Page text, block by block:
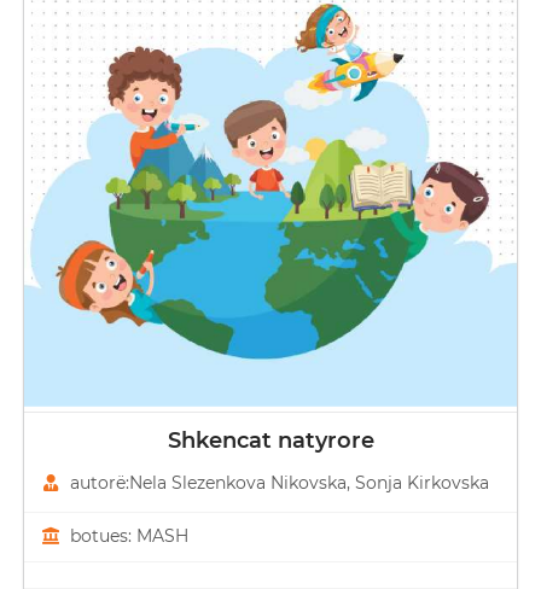
Shkencat natyrore
autorë:Nela Slezenkova Nikovska, Sonja Kirkovska
botues: MASH